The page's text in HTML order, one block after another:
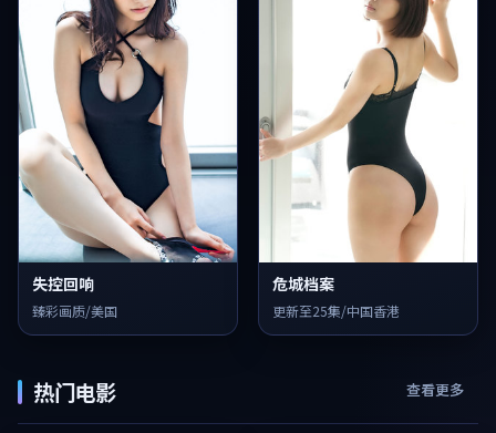
失控回响
臻彩画质/美国
危城档案
更新至25集/中国香港
热门电影 查看更多